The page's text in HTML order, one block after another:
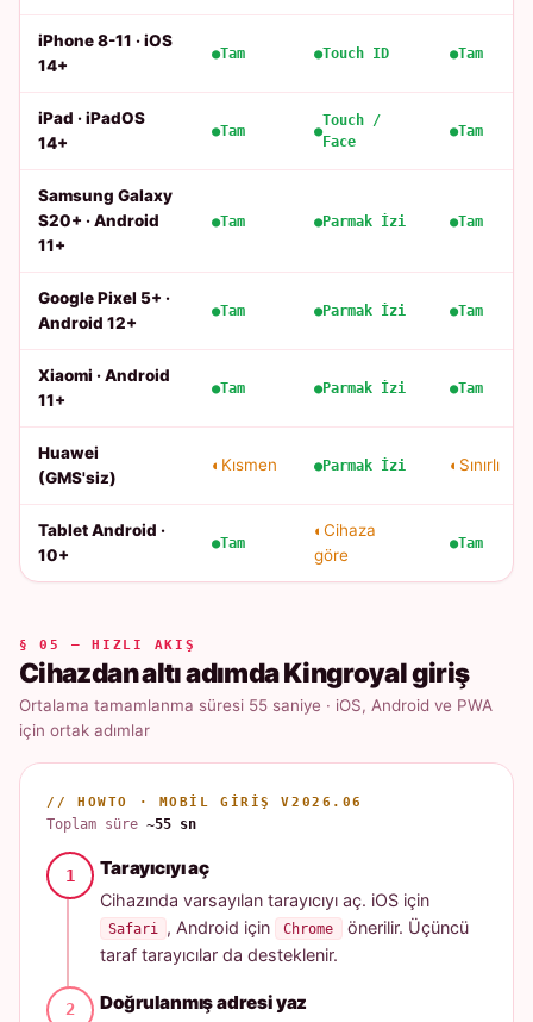
iPhone 8-11 · iOS
14+
Tam Touch ID Tam
iPad · iPadOS
14+
Tam
Touch /
Face
Tam
Samsung Galaxy
S20+ · Android
11+
Tam Parmak İzi Tam
Google Pixel 5+ ·
Android 12+
Tam Parmak İzi Tam
Xiaomi · Android
11+
Tam Parmak İzi Tam
Huawei
(GMS'siz)
Kısmen Parmak İzi Sınırlı
Tablet Android ·
10+
Tam
Cihaza
göre
Tam
§ 05 — HIZLI AKIŞ
Cihazdan altı adımda Kingroyal giriş
Ortalama tamamlanma süresi 55 saniye · iOS, Android ve PWA
için ortak adımlar
// HOWTO · MOBIL GIRIŞ V2026.06
Toplam süre~55 sn
Tarayıcıyı aç
Cihazında varsayılan tarayıcıyı aç. iOS için
Safari , Android için Chrome
önerilir. Üçüncü
taraf tarayıcılar da desteklenir.
Doğrulanmış adresi yaz